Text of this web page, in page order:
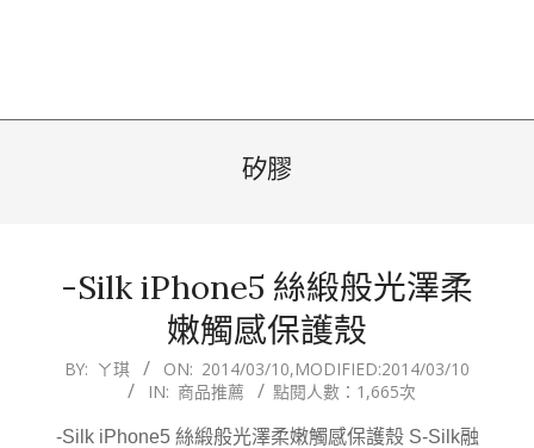
矽膠
-Silk iPhone5 絲緞般光澤柔
嫩觸感保護殼
2014-
10
BY: ㄚ琪 ON: 2014/03/10,MODIFIED:2014/03/10
IN: 商品推薦 點閱人數：1,665次
-Silk iPhone5 絲緞般光澤柔嫩觸感保護殼 S-Silk融